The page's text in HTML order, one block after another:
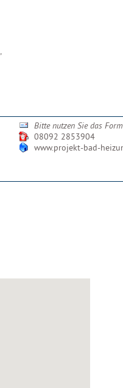
Bitte nutzen Sie das
08092 2853904
www.projekt-bad-